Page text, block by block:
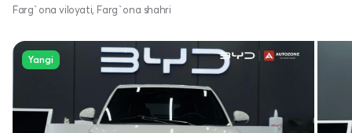
Farg`ona viloyati, Farg`ona shahri
Yangi